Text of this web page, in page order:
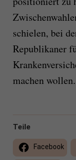
schielen, bei
Republikaner
machen wollen.
Teile
Facebook